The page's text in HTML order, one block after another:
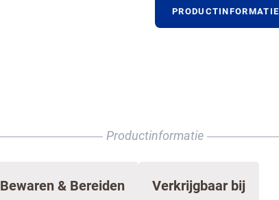
PRODUCTINFORMATIE
Productinformatie
Bewaren & Bereiden Verkrijgbaar bij